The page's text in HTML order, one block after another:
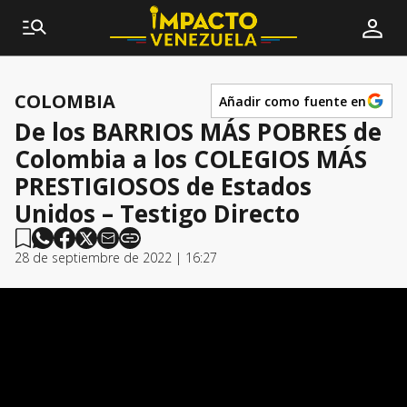
COLOMBIA Añadir como fuente en
De los BARRIOS MÁS POBRES de
Colombia a los COLEGIOS MÁS
PRESTIGIOSOS de Estados
Unidos – Testigo Directo
28 de septiembre de 2022 | 16:27